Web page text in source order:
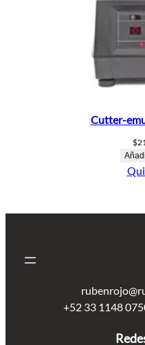
Cutter-
$
+52 33 1148